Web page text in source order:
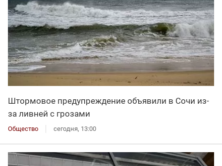
Штормовое предупреждение объявили в Сочи из-
за ливней с грозами
Общество сегодня, 13:00